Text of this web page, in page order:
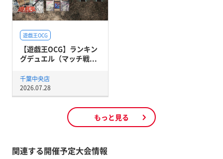
遊戯王OCG
【遊戯王OCG】ランキン
グデュエル（マッチ戦...
千葉中央店
2026.07.28
もっと見る
関連する開催予定大会情報